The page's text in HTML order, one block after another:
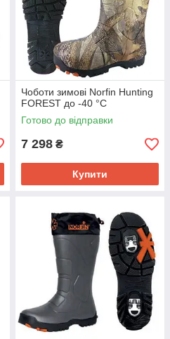
Чоботи зимові Norfin Hunting
FOREST до -40 °C
Готово до відправки
7 298 ₴
Купити